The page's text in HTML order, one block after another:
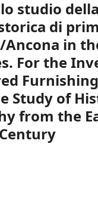
studio della
di
in
For the
Study of
from the